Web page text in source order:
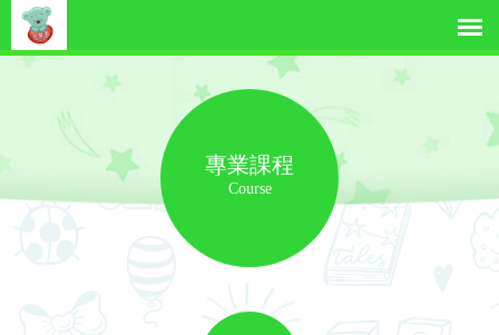
專業課程
Course